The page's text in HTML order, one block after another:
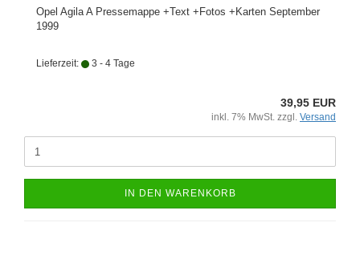
Opel Agila A Pressemappe +Text +Fotos +Karten September
1999
Lieferzeit: 3 - 4 Tage
39,95 EUR
inkl. 7% MwSt. zzgl. Versand
IN DEN WARENKORB